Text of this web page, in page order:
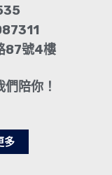
87號4樓
陪你！
多